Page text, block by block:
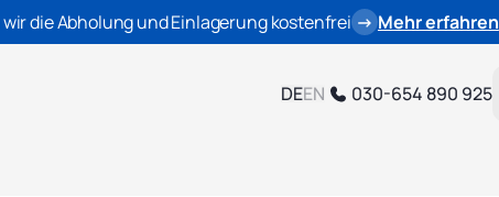
die Abholung und Einlagerung kostenfrei → Mehr erfahren
DEEN 030-654 890 925